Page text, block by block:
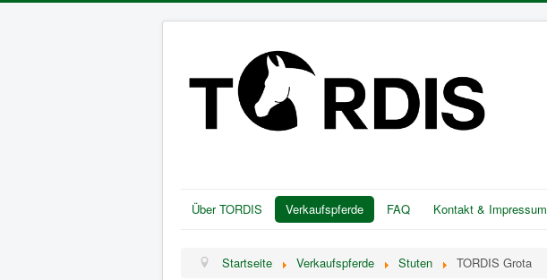
Über TORDIS Verkaufspferde FAQ Kontakt & Impressum
Startseite Verkaufspferde Stuten TORDIS Grota